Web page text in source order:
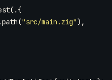
(.{
.path("src/main.zig"),